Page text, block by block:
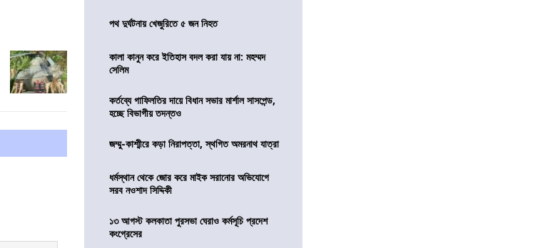
পথ দুর্ঘটনায় খেজুরিতে ৫ জন নিহত
কালা কানুন করে ইতিহাস বদল করা যায় না: মহম্মদ
সেলিম
কর্তব্যে গাফিলতির দায়ে বিধান সভার মার্শাল সাসপেন্ড,
হচ্ছে বিভাগীয় তদন্তও
জম্মু-কাশ্মীরে কড়া নিরাপত্তা, স্থগিত অমরনাথ যাত্রা
ধর্মস্থান থেকে জোর করে মাইক সরানোর অভিযোগে
সরব নওশাদ সিদ্দিকী
১৩ আগস্ট কলকাতা পুরসভা ঘেরাও কর্মসূচি প্রদেশ
কংগ্রেসের